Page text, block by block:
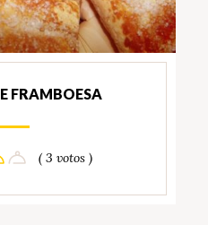
FRAMBOESA
( 3 votos )